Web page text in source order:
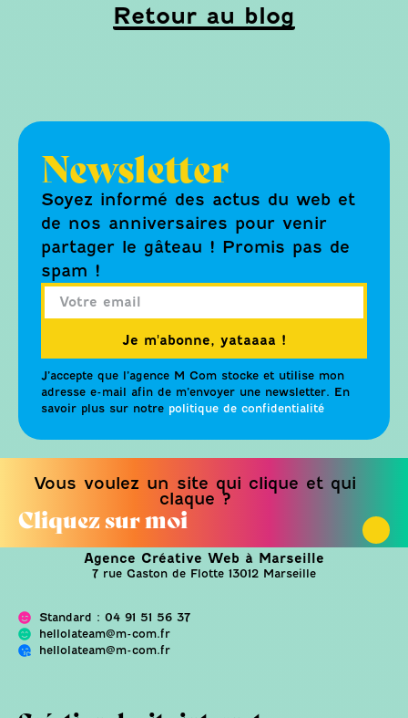
Retour au blog
Newsletter
Soyez informé des actus du web et
de nos anniversaires pour venir
partager le gâteau ! Promis pas de
spam !
Je m'abonne, yataaaa !
J’accepte que l’agence M Com stocke et utilise mon
adresse e-mail afin de m’envoyer une newsletter. En
savoir plus sur notre politique de confidentialité
Vous voulez un site qui clique et qui
claque ?
Cliquez sur moi
Agence Créative Web à Marseille
7 rue Gaston de Flotte 13012 Marseille
Standard : 04 91 51 56 37
hellolateam@m-com.fr
hellolateam@m-com.fr